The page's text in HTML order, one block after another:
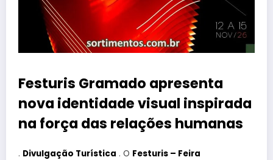
Festuris Gramado apresenta
nova identidade visual inspirada
na força das relações humanas
. Divulgação Turística . O Festuris – Feira